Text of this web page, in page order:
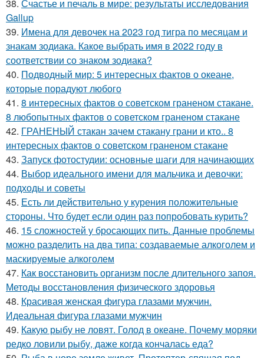
38. Счастье и печаль в мире: результаты исследования
Gallup
39. Имена для девочек на 2023 год тигра по месяцам и
знакам зодиака. Какое выбрать имя в 2022 году в
соответствии со знаком зодиака?
40. Подводный мир: 5 интересных фактов о океане,
которые порадуют любого
41. 8 интересных фактов о советском граненом стакане.
8 любопытных фактов о советском граненом стакане
42. ГРАНЕНЫЙ стакан зачем стакану грани и кто.. 8
интересных фактов о советском граненом стакане
43. Запуск фотостудии: основные шаги для начинающих
44. Выбор идеального имени для мальчика и девочки:
подходы и советы
45. Есть ли действительно у курения положительные
стороны. Что будет если один раз попробовать курить?
46. 15 сложностей у бросающих пить. Данные проблемы
можно разделить на два типа: создаваемые алкоголем и
маскируемые алкоголем
47. Как восстановить организм после длительного запоя.
Методы восстановления физического здоровья
48. Красивая женская фигура глазами мужчин.
Идеальная фигура глазами мужчин
49. Какую рыбу не ловят. Голод в океане. Почему моряки
редко ловили рыбу, даже когда кончалась еда?